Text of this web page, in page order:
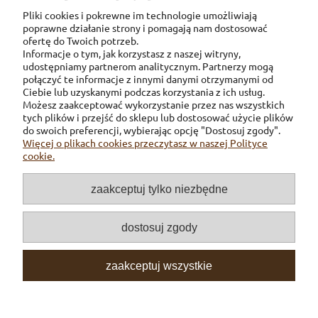
Pomoc
Inne
O firmie
Moje konto
Pliki cookies i pokrewne im technologie umożliwiają
poprawne działanie strony i pomagają nam dostosować
ofertę do Twoich potrzeb.
Informacje o tym, jak korzystasz z naszej witryny,
udostępniamy partnerom analitycznym. Partnerzy mogą
połączyć te informacje z innymi danymi otrzymanymi od
Ciebie lub uzyskanymi podczas korzystania z ich usług.
Możesz zaakceptować wykorzystanie przez nas wszystkich
tych plików i przejść do sklepu lub dostosować użycie plików
do swoich preferencji, wybierając opcję "Dostosuj zgody".
Więcej o plikach cookies przeczytasz w naszej Polityce
cookie.
zaakceptuj tylko niezbędne
dostosuj zgody
zaakceptuj wszystkie